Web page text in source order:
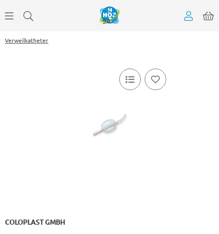
Verweilkatheter
COLOPLAST GMBH